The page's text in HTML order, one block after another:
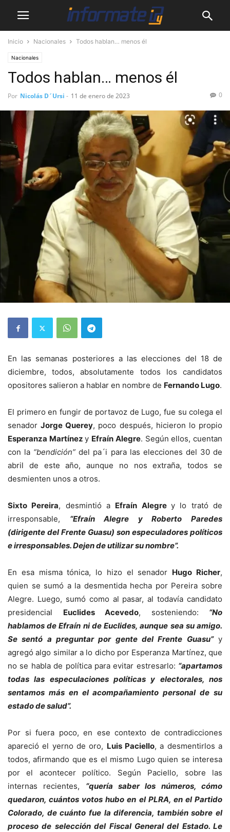
Inicio Nacionales Todos hablan… menos él
Nacionales
Todos hablan… menos él
Por Nicolás D´Ursi - 11 de enero de 2023 0
En las semanas posteriores a las elecciones del 18 de
diciembre, todos, absolutamente todos los candidatos
opositores salieron a hablar en nombre de Fernando Lugo.
El primero en fungir de portavoz de Lugo, fue su colega el
senadorJorge Querey, poco después, hicieron lo propio
Esperanza Martínezy Efraín Alegre. Según ellos, cuentan
con la “bendición”del pa´i para las elecciones del 30 de
abril de este año, aunque no nos extraña, todos se
desmienten unos a otros.
Sixto Pereira, desmintió a Efraín Alegrey lo trató de
irresponsable, “Efraín Alegre y Roberto Paredes
(dirigente del Frente Guasu) son especuladores políticos
e irresponsables. Dejen de utilizar su nombre”.
En esa misma tónica, lo hizo el senador Hugo Richer,
quien se sumó a la desmentida hecha por Pereira sobre
Alegre. Luego, sumó como al pasar, al todavía candidato
presidencial Euclides Acevedo, sosteniendo: “No
hablamos de Efraín ni de Euclides, aunque sea su amigo.
Se sentó a preguntar por gente del Frente Guasu”y
agregó algo similar a lo dicho por Esperanza Martínez, que
no se habla de política para evitar estresarlo: “apartamos
todas las especulaciones políticas y electorales, nos
sentamos más en el acompañamiento personal de su
estado de salud”.
Por si fuera poco, en ese contexto de contradicciones
apareció el yerno de oro, Luis Paciello, a desmentirlos a
todos, afirmando que es el mismo Lugo quien se interesa
por el acontecer político. Según Paciello, sobre las
internas recientes, “quería saber los números, cómo
quedaron, cuántos votos hubo en el PLRA, en el Partido
Colorado, de cuánto fue la diferencia, también sobre el
proceso de selección del Fiscal General del Estado. Le